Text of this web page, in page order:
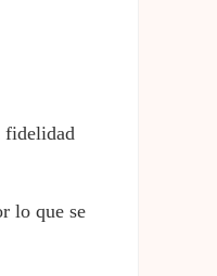
lo que se